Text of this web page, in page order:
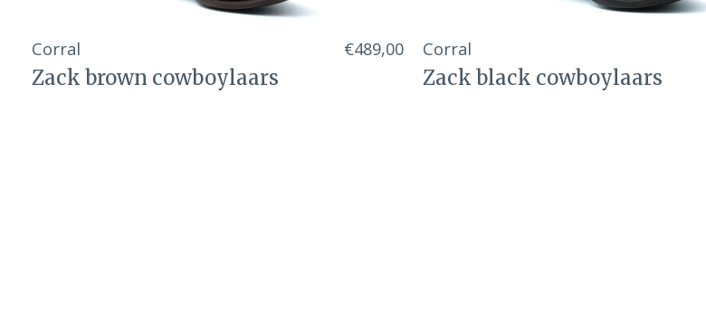
Corral
Zack brown cowboylaars
€489,00 Corral
Zack black cowboylaars